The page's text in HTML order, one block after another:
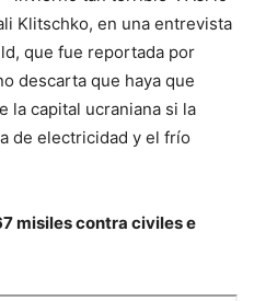
Klitschko, en una entrevista
que fue reportada por
descarta que haya que
la capital ucraniana si la
de electricidad y el frío
misiles contra civiles e